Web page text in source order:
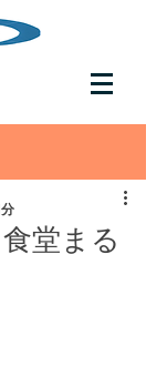
堂まる